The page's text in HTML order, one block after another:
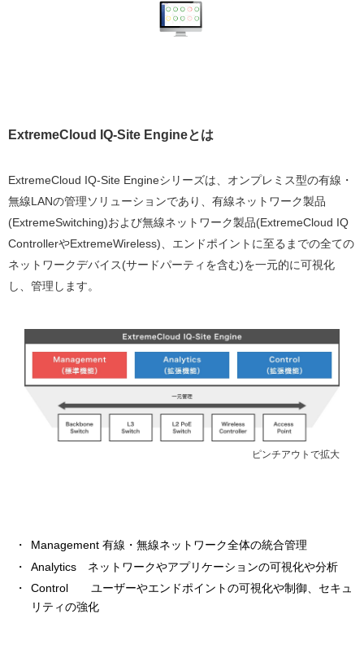
ExtremeCloud IQ-Site Engineとは
ExtremeCloud IQ-Site Engineシリーズは、オンプレミス型の有線・
無線LANの管理ソリューションであり、有線ネットワーク製品
(ExtremeSwitching)および無線ネットワーク製品(ExtremeCloud IQ
ControllerやExtremeWireless)、エンドポイントに至るまでの全ての
ネットワークデバイス(サードパーティを含む)を一元的に可視化
し、管理します。
ピンチアウトで拡大
Management 有線・無線ネットワーク全体の統合管理
Analytics ネットワークやアプリケーションの可視化や分析
Control ユーザーやエンドポイントの可視化や制御、セキュ
リティの強化